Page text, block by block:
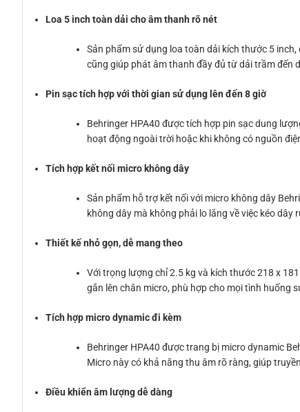
Loa 5 inch toàn dải cho âm thanh rõ nét
Sản phẩm sử dụng loa toàn dải kích thước 5
cũng giúp phát âm thanh đầy đủ từ dải trầm đến
Pin sạc tích hợp với thời gian sử dụng lên đến 8 giờ
Behringer HPA40 được tích hợp pin sạc dung
hoạt động ngoài trời hoặc khi không có nguồn
Tích hợp kết nối micro không dây
Sản phẩm hỗ trợ kết nối với micro không dây
không dây mà không phải lo lắng về việc kéo dây
Thiết kế nhỏ gọn, dễ mang theo
Với trọng lượng chỉ 2.5 kg và kích thước 218 x
gắn lên chân micro, phù hợp cho mọi tình huống
Tích hợp micro dynamic đi kèm
Behringer HPA40 được trang bị micro dynamic
Micro này có khả năng thu âm rõ ràng, giúp
Điều khiển âm lượng dễ dàng